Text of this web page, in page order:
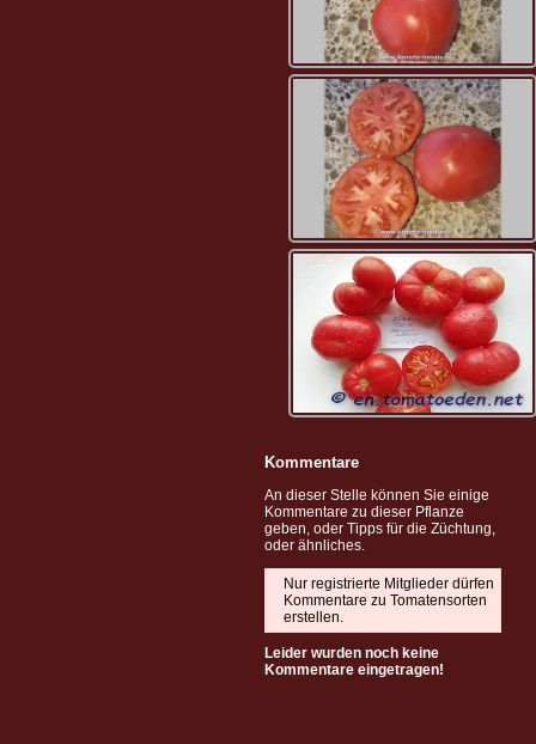
Kommentare
An dieser Stelle können Sie einige
Kommentare zu dieser Pflanze
geben, oder Tipps für die Züchtung,
oder ähnliches.
Nur registrierte Mitglieder dürfen
Kommentare zu Tomatensorten
erstellen.
Leider wurden noch keine
Kommentare eingetragen!